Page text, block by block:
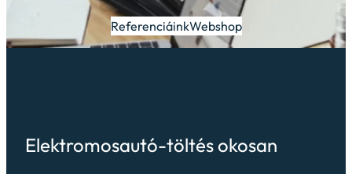
ReferenciáinkWebshop
Elektromosautó-töltés okosan